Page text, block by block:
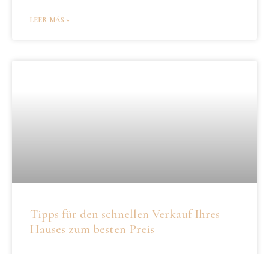
LEER MÁS »
Tipps für den schnellen Verkauf Ihres
Hauses zum besten Preis